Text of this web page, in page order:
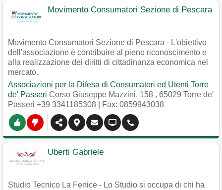
Movimento Consumatori Sezione di Pescara
Movimento Consumatori Sezione di Pescara - L'obiettivo
dell'associazione è contribuire al pieno riconoscimento e
alla realizzazione dei diritti di cittadinanza economica nel
mercato.
Associazioni per la Difesa di Consumatori ed Utenti Torre
de' Passeri Corso Giuseppe Mazzini, 158 , 65029 Torre de'
Passeri +39 3341185308 | Fax: 0859943038
Uberti Gabriele
Studio Tecnico La Fenice - Lo Studio si occupa di chi ha